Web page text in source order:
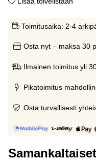
Toimitusaika: 2-4
Osta nyt – maksa 30
Ilmainen toimitus yli
Pikatoimitus
Osta turvallisesti